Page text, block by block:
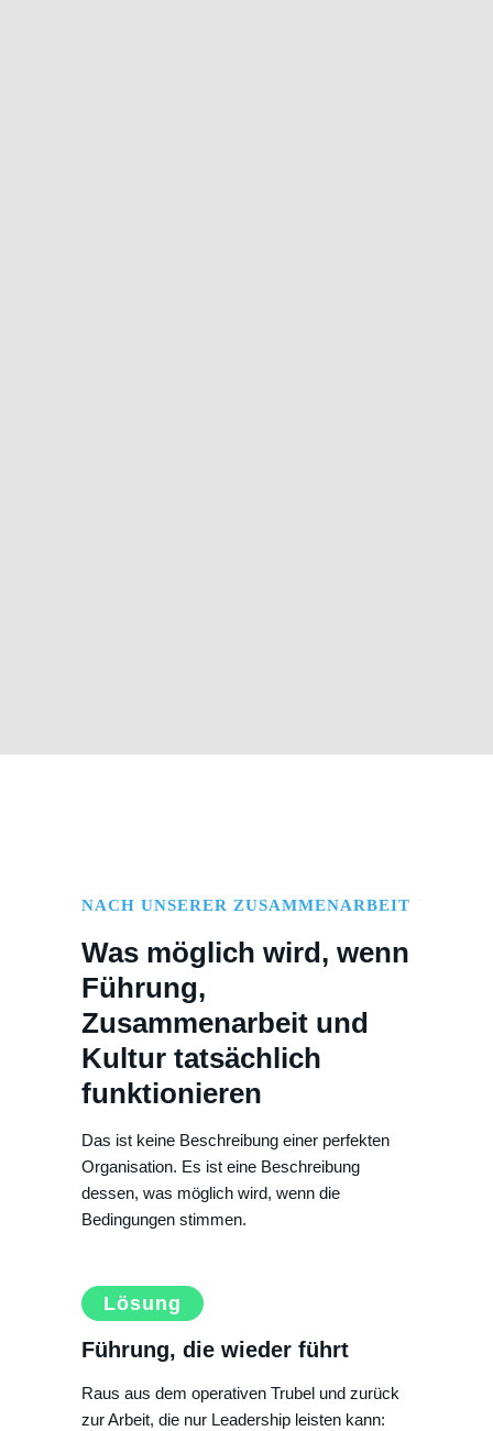
NACH UNSERER ZUSAMMENARBEIT
Was möglich wird, wenn
Führung,
Zusammenarbeit und
Kultur tatsächlich
funktionieren
Das ist keine Beschreibung einer perfekten
Organisation. Es ist eine Beschreibung
dessen, was möglich wird, wenn die
Bedingungen stimmen.
Lösung
Führung, die wieder führt
Raus aus dem operativen Trubel und zurück
zur Arbeit, die nur Leadership leisten kann: